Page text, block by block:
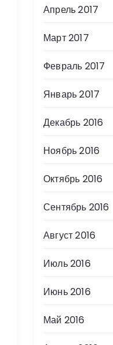
Апрель 2017
Март 2017
Февраль 2017
Январь 2017
Декабрь 2016
Ноябрь 2016
Октябрь 2016
Сентябрь 2016
Август 2016
Июль 2016
Июнь 2016
Май 2016